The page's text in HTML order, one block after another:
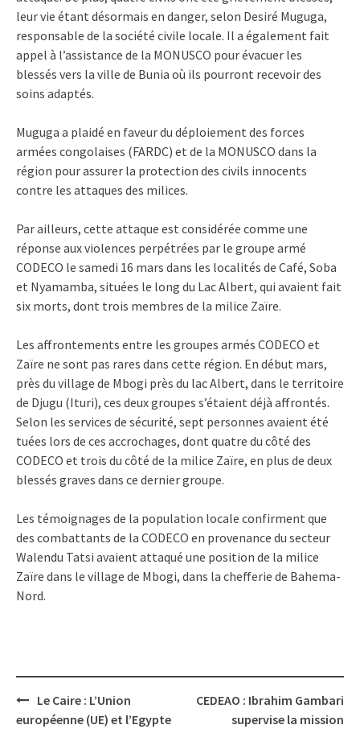
leur vie étant désormais en danger, selon Desiré Muguga,
responsable de la société civile locale. Il a également fait
appel à l’assistance de la MONUSCO pour évacuer les
blessés vers la ville de Bunia où ils pourront recevoir des
soins adaptés.
Muguga a plaidé en faveur du déploiement des forces
armées congolaises (FARDC) et de la MONUSCO dans la
région pour assurer la protection des civils innocents
contre les attaques des milices.
Par ailleurs, cette attaque est considérée comme une
réponse aux violences perpétrées par le groupe armé
CODECO le samedi 16 mars dans les localités de Café, Soba
et Nyamamba, situées le long du Lac Albert, qui avaient fait
six morts, dont trois membres de la milice Zaïre.
Les affrontements entre les groupes armés CODECO et
Zaïre ne sont pas rares dans cette région. En début mars,
près du village de Mbogi près du lac Albert, dans le territoire
de Djugu (Ituri), ces deux groupes s’étaient déjà affrontés.
Selon les services de sécurité, sept personnes avaient été
tuées lors de ces accrochages, dont quatre du côté des
CODECO et trois du côté de la milice Zaïre, en plus de deux
blessés graves dans ce dernier groupe.
Les témoignages de la population locale confirment que
des combattants de la CODECO en provenance du secteur
Walendu Tatsi avaient attaqué une position de la milice
Zaïre dans le village de Mbogi, dans la chefferie de Bahema-
Nord.
Post
navigation
Le Caire : L’Union
européenne (UE) et l’Egypte
CEDEAO : Ibrahim Gambari
supervise la mission